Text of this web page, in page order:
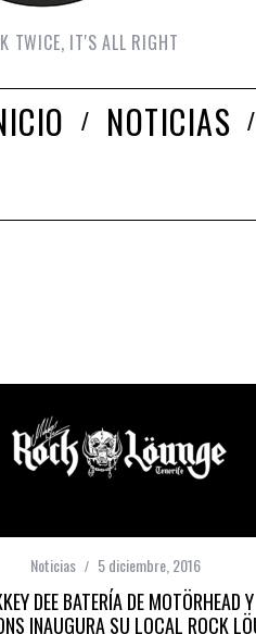
TWICE, IT'S ALL RIGHT
NOTICIAS
Noticias 5 diciembre, 2016
DEE BATERÍA DE MOTÖRHEAD Y
INAUGURA SU LOCAL ROCK